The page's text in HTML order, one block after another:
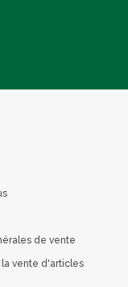
de vente
la vente d'articles